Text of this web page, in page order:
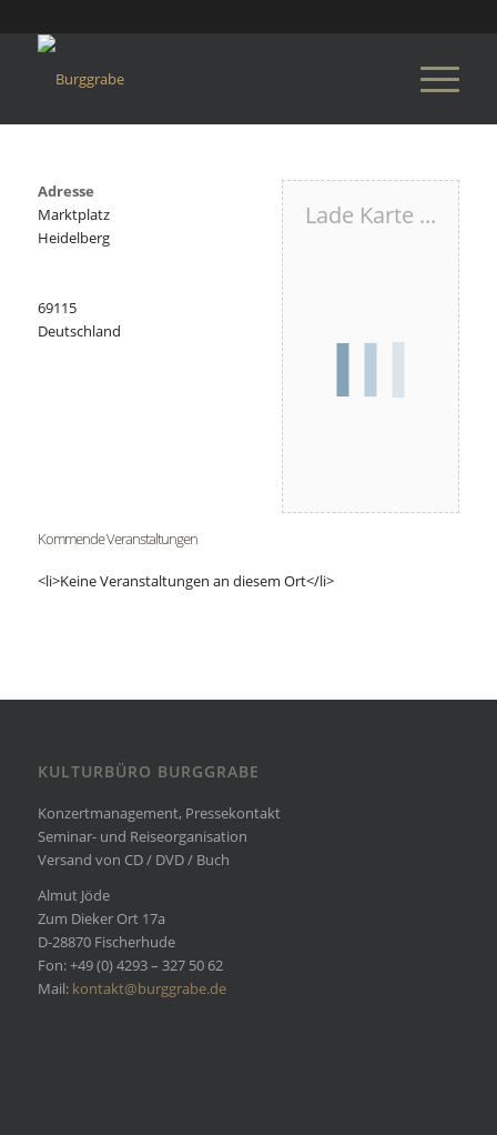
Lade Karte ...
Adresse
Marktplatz
Heidelberg
69115
Deutschland
Kommende Veranstaltungen
<li>Keine Veranstaltungen an diesem Ort</li>
KULTURBÜRO BURGGRABE
Konzertmanagement, Pressekontakt
Seminar- und Reiseorganisation
Versand von CD / DVD / Buch
Almut Jöde
Zum Dieker Ort 17a
D-28870 Fischerhude
Fon: +49 (0) 4293 – 327 50 62
Mail: kontakt@burggrabe.de